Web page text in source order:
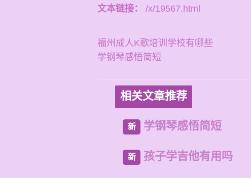
文本链接：
/x/19567.html
福州成人K歌培训学校有哪些
学钢琴感悟简短
相关文章推荐
新 学钢琴感悟简短
新 孩子学吉他有用吗